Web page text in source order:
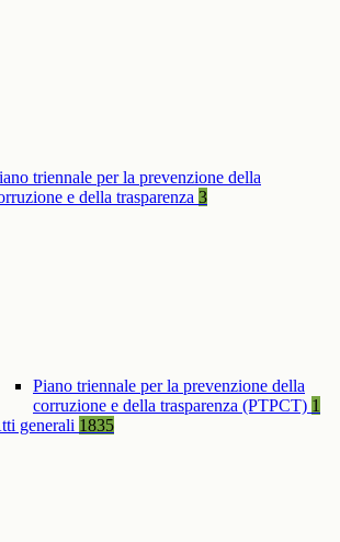
triennale per la prevenzione della
e della trasparenza 3
Piano triennale per la prevenzione della
corruzione e della trasparenza (PTPCT) 1
generali 1835